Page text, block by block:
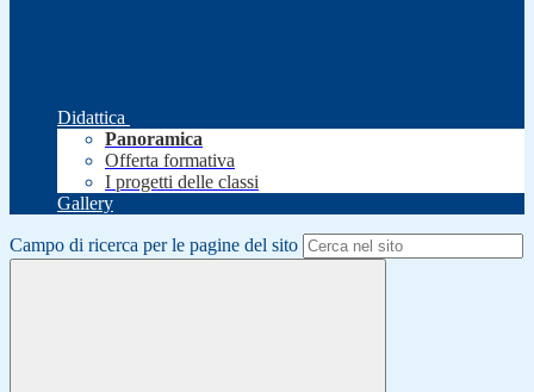
Didattica
Panoramica
Offerta formativa
I progetti delle classi
Gallery
Campo di ricerca per le pagine del sito